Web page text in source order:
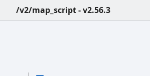
/v2/map_script - v2.56.3